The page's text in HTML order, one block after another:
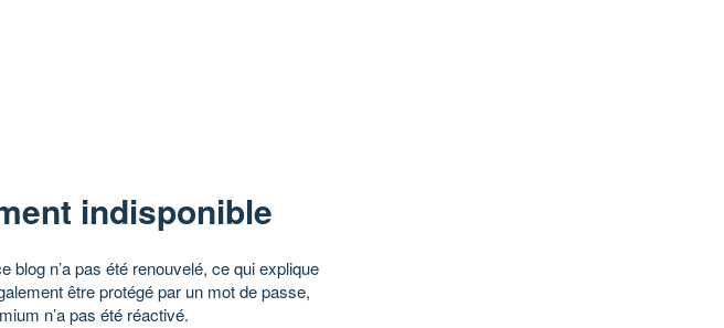
indisponible
blog n’a pas été renouvelé, ce qui explique
être protégé par un mot de passe,
n’a pas été réactivé.